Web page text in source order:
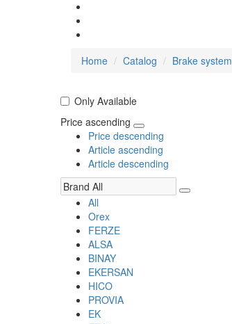
Home
Catalog Brake system
Only Available
Price ascending
Price descending
Article ascending
Article descending
All
Orex
FERZE
ALSA
BINAY
EKERSAN
HICO
PROVIA
EK